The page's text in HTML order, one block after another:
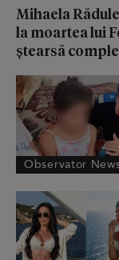
Mihaela
la moartea lui
ștearsă
Observator